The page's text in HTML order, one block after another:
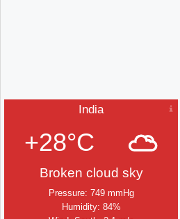
India
+28°C
Broken cloud sky
Pressure: 749 mmHg
Humidity: 84%